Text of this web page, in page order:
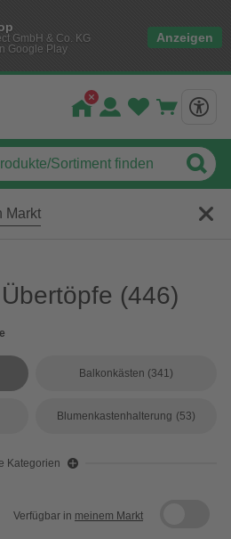
GmbH & Co. KG
Google Play
Anzeigen
Markt
(446)
Balkonkästen (341)
Blumenkastenhalterung (53)
Kategorien
Verfügbar in meinem Markt